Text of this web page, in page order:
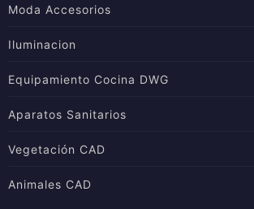
Moda Accesorios
Iluminacion
Equipamiento Cocina DWG
Aparatos Sanitarios
Vegetación CAD
Animales CAD